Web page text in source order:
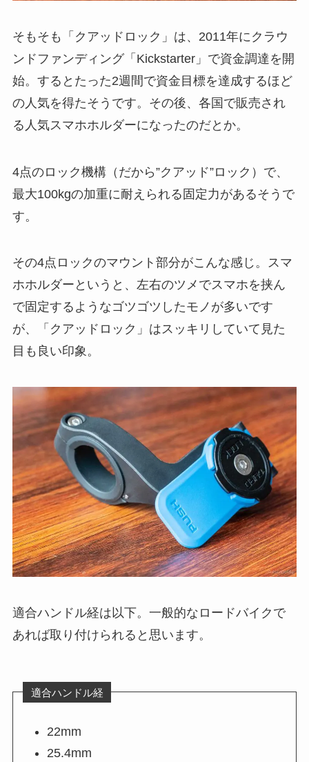
そもそも「クアッドロック」は、2011年にクラウ
ンドファンディング「Kickstarter」で資金調達を開
始。するとたった2週間で資金目標を達成するほど
の人気を得たそうです。その後、各国で販売され
る人気スマホホルダーになったのだとか。
4点のロック機構（だから”クアッド”ロック）で、
最大100kgの加重に耐えられる固定力があるそうで
す。
その4点ロックのマウント部分がこんな感じ。スマ
ホホルダーというと、左右のツメでスマホを挟ん
で固定するようなゴツゴツしたモノが多いです
が、「クアッドロック」はスッキリしていて見た
目も良い印象。
適合ハンドル経は以下。一般的なロードバイクで
あれば取り付けられると思います。
適合ハンドル経
22mm
25.4mm